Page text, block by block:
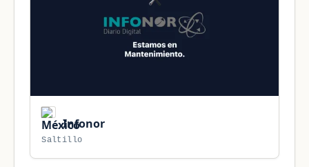
Infonor
Saltillo